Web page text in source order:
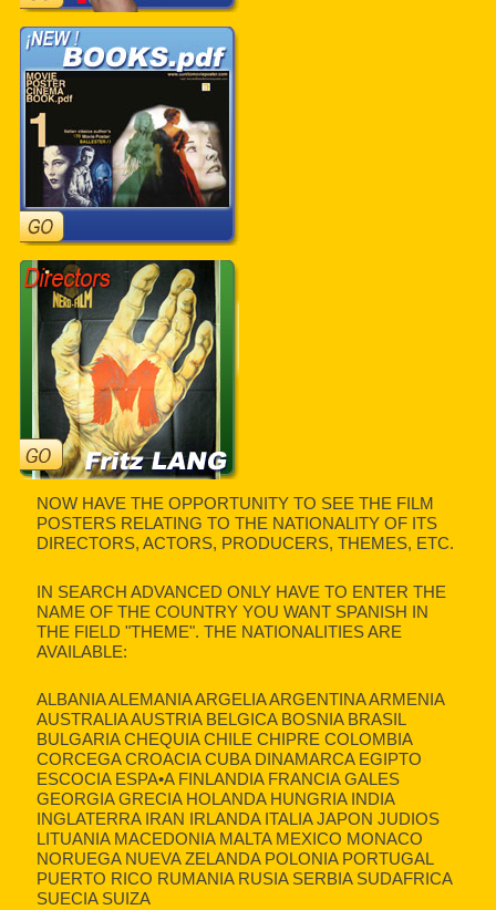
NOW HAVE THE OPPORTUNITY TO SEE THE FILM
POSTERS RELATING TO THE NATIONALITY OF ITS
DIRECTORS, ACTORS, PRODUCERS, THEMES, ETC.
IN SEARCH ADVANCED ONLY HAVE TO ENTER THE
NAME OF THE COUNTRY YOU WANT SPANISH IN
THE FIELD "THEME". THE NATIONALITIES ARE
AVAILABLE:
ALBANIA ALEMANIA ARGELIA ARGENTINA ARMENIA
AUSTRALIA AUSTRIA BELGICA BOSNIA BRASIL
BULGARIA CHEQUIA CHILE CHIPRE COLOMBIA
CORCEGA CROACIA CUBA DINAMARCA EGIPTO
ESCOCIA ESPA•A FINLANDIA FRANCIA GALES
GEORGIA GRECIA HOLANDA HUNGRIA INDIA
INGLATERRA IRAN IRLANDA ITALIA JAPON JUDIOS
LITUANIA MACEDONIA MALTA MEXICO MONACO
NORUEGA NUEVA ZELANDA POLONIA PORTUGAL
PUERTO RICO RUMANIA RUSIA SERBIA SUDAFRICA
SUECIA SUIZA